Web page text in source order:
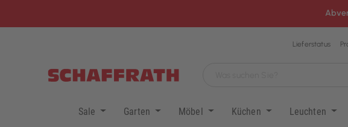
Lieferstatus
Sale Garten Möbel Küchen Leuchten